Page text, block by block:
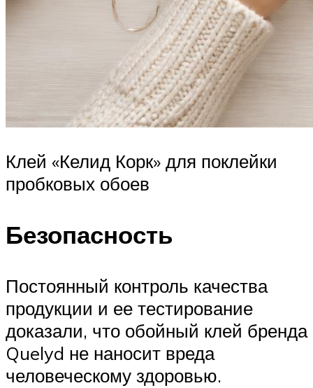
Клей «Келид Корк» для поклейки
пробковых обоев
Безопасность
Постоянный контроль качества
продукции и ее тестирование
доказали, что обойный клей бренда
Quelyd не наносит вреда
человеческому здоровью.